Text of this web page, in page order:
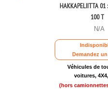
HAKKAPELIITTA
100 T
N/A
Demandez
Véhicules de
voitures,
(hors